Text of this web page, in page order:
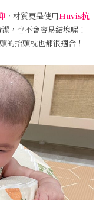
，材質更是使用Huvis抗
，也不會容易結塊喔！
的抬頭枕也都很適合！